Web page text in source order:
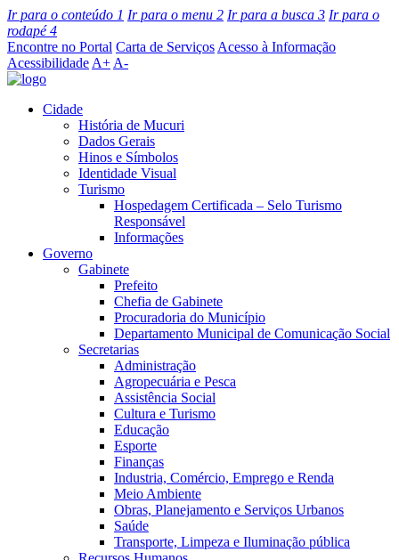
Ir para o conteúdo 1 Ir para o menu 2 Ir para a busca 3 Ir para o
rodapé4
Encontre no Portal Carta de Serviços Acesso à Informação
Acessibilidade A+ A-
Cidade
História de Mucuri
Dados Gerais
Hinos e Símbolos
Identidade Visual
Turismo
Hospedagem Certificada – Selo Turismo
Responsável
Informações
Governo
Gabinete
Prefeito
Chefia de Gabinete
Procuradoria do Município
Departamento Municipal de Comunicação Social
Secretarias
Administração
Agropecuária e Pesca
Assistência Social
Cultura e Turismo
Educação
Esporte
Finanças
Industria, Comércio, Emprego e Renda
Meio Ambiente
Obras, Planejamento e Serviços Urbanos
Saúde
Transporte, Limpeza e Iluminação pública